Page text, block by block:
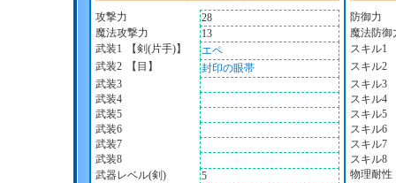
攻撃力
28
魔法攻撃力
13
武装1
【剣(片手)】
エペ
武装2
【目】
封印の眼帯
武装3
武装4
武装5
武装6
武装7
武装8
武器レベル(剣)
5
防御力
魔法防御
スキル1
スキル2
スキル3
スキル4
スキル5
スキル6
スキル7
スキル8
物理耐性